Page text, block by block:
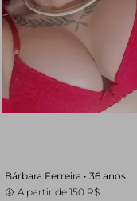
Bárbara Ferreira • 36 anos
A partir de 150 R$